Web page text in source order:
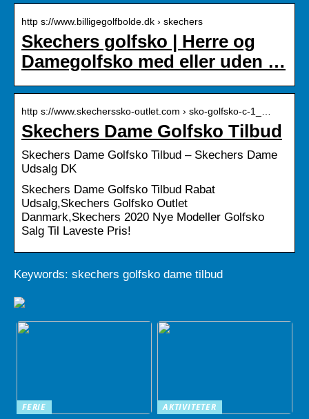
http s://www.billigegolfbolde.dk › skechers
Skechers golfsko | Herre og
Damegolfsko med eller uden …
http s://www.skecherssko-outlet.com › sko-golfsko-c-1_…
Skechers Dame Golfsko Tilbud
Skechers Dame Golfsko Tilbud – Skechers Dame
Udsalg DK
Skechers Dame Golfsko Tilbud Rabat
Udsalg,Skechers Golfsko Outlet
Danmark,Skechers 2020 Nye Modeller Golfsko
Salg Til Laveste Pris!
Keywords: skechers golfsko dame tilbud
FERIE
AKTIVITETER